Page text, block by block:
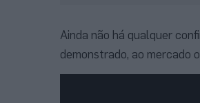
Ainda não há qualquer
demonstrado, ao mercado